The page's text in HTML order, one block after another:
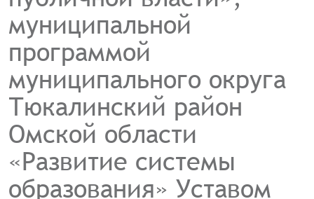
муниципальной
программой
муниципального округа
Тюкалинский район
Омской области
«Развитие системы
образования» Уставом